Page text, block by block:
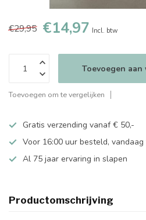
€29,95 €14,97 Incl. btw
Toevoegen
Toevoegen om te vergelijken
Gratis verzending vanaf € 50,-
Voor 16:00 uur besteld, vandaag
Al 75 jaar ervaring in slapen
Productomschrijving